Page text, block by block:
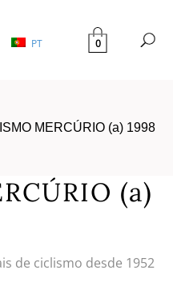
PT 0
MERCÚRIO (a) 1998
(a)
de ciclismo desde 1952